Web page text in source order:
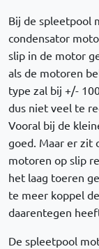
Bij de spleetpool
condensator
slip in de motor
als de motoren
type zal bij +/-
dus niet veel te
Vooral bij de
goed. Maar er zit
motoren op slip
het laag toeren
te meer koppel
daarentegen
De spleetpool